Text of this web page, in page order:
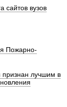
сайтов вузов
Пожарно-
признан лучшим в